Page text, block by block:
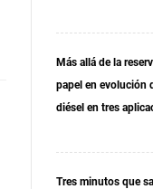
Más allá de la
papel en evolución
diésel en tres
Tres minutos que